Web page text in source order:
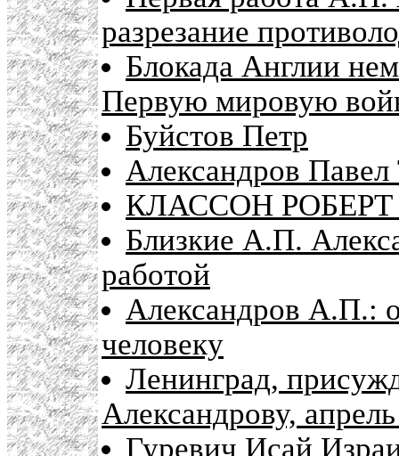
разрезание
Блокада Англии
Первую мировую
Буйстов Петр
Александров
КЛАССОН
Близкие А.П.
работой
Александров А.П.:
человеку
Ленинград,
Александрову,
Гуревич Исай